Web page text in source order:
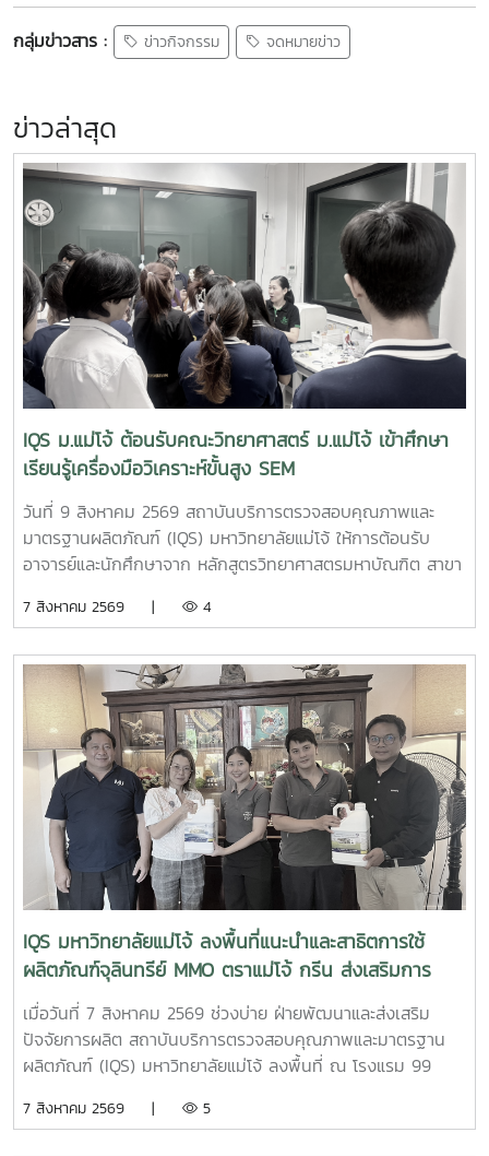
กลุ่มข่าวสาร : ข่าวกิจกรรม จดหมายข่าว
ข่าวล่าสุด
IQS ม.แม่โจ้ ต้อนรับคณะวิทยาศาสตร์ ม.แม่โจ้ เข้าศึกษา
เรียนรู้เครื่องมือวิเคราะห์ขั้นสูง SEM
วันที่ 9 สิงหาคม 2569 สถาบันบริการตรวจสอบคุณภาพและ
มาตรฐานผลิตภัณฑ์ (IQS) มหาวิทยาลัยแม่โจ้ ให้การต้อนรับ
อาจารย์และนักศึกษาจาก หลักสูตรวิทยาศาสตรมหาบัณฑิต สาขา
นวัตกรรมวัสดุ คณะวิทยาศาสตร์ มหาวิทยาลัยแม่โจ้ จำนวน 19
กล้องจุลทรรศน์อิเล็กตรอนแบบส่องกราด (Scanning Electron
Microscope: SEM) ณ ห้องปฏิบัติการของสถาบันฯการเข้า
ศึกษาเรียนรู้ครั้งนี้เป็นส่วนหนึ่งของการเรียนการสอน รายวิชา
10307319 ปฏิบัติการการวิเคราะห์ลักษณะเฉพาะของวัสดุ โดยมี
ผู้ช่วยศาสตราจารย์ ดร.สุภาพ ดาวทอง เป็นอาจารย์ผู้ประสาน
งานรายวิชา พร้อมนำนักศึกษาจำนวน 18 คน เข้าร่วมกิจกรรมผู้
เข้าร่วมได้เรียนรู้หลักการทำงานของเครื่อง SEM พร้อมรับฟังคำ
แนะนำและการสาธิต ตั้งแต่ การเตรียมตัวอย่าง ขั้นตอนการ
ทำงาน การใช้เครื่องมือ ตลอดจนการวิเคราะห์ภาพและผลจาก
เครื่อง SEM เพื่อเสริมสร้างความรู้และประสบการณ์ด้านการ
วิเคราะห์ลักษณะเฉพาะของวัสดุ และให้นักศึกษาสามารถนำความรู้
จากการปฏิบัติจริงไปประยุกต์ใช้ในการเรียนและการวิจัยด้าน
นวัตกรรมวัสดุต่อไป
7 สิงหาคม 2569 | 4
IQS มหาวิทยาลัยแม่โจ้ ลงพื้นที่แนะนำและสาธิตการใช้
ผลิตภัณฑ์จุลินทรีย์ MMO ตราแม่โจ้ กรีน ส่งเสริมการ
จัดการสิ่งแวดล้อมสำหรับธุรกิจโรงแรม
เมื่อวันที่ 7 สิงหาคม 2569 ช่วงบ่าย ฝ่ายพัฒนาและส่งเสริม
ปัจจัยการผลิต สถาบันบริการตรวจสอบคุณภาพและมาตรฐาน
ผลิตภัณฑ์ (IQS) มหาวิทยาลัยแม่โจ้ ลงพื้นที่ ณ โรงแรม 99
ผลิตภัณฑ์ และสาธิตแนวทางการใช้ ผลิตภัณฑ์จุลินทรีย์ MMO
7 สิงหาคม 2569 | 5